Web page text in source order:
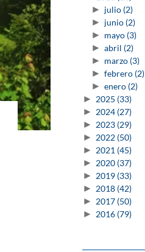
► julio (2)
► junio (2)
► mayo (3)
► abril (2)
► marzo (3)
► febrero (2)
► enero (2)
► 2025 (33)
► 2024 (27)
► 2023 (29)
► 2022 (50)
► 2021 (45)
► 2020 (37)
► 2019 (33)
► 2018 (42)
► 2017 (50)
► 2016 (79)